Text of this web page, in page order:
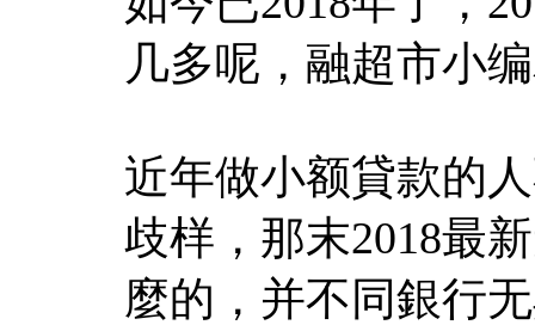
几多呢，融超市小
近年做小额貸款的
歧样，那末2018最
麼的，并不同銀行